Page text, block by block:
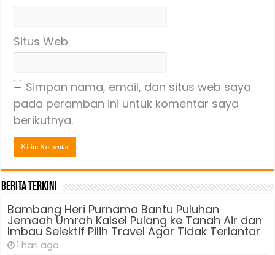
Situs Web
Simpan nama, email, dan situs web saya
pada peramban ini untuk komentar saya
berikutnya.
Berita Terkini
Bambang Heri Purnama Bantu Puluhan
Jemaah Umrah Kalsel Pulang ke Tanah Air dan
Imbau Selektif Pilih Travel Agar Tidak Terlantar
1 hari ago